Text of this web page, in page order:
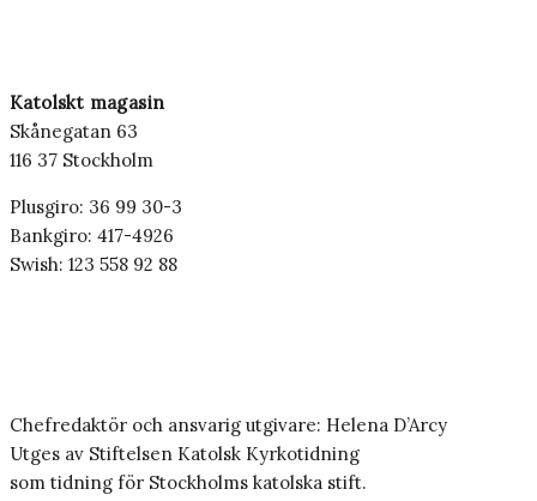
Katolskt magasin
Skånegatan 63
116 37 Stockholm
Plusgiro: 36 99 30-3
Bankgiro: 417-4926
Swish: 123 558 92 88
Chefredaktör och ansvarig utgivare: Helena D’Arcy
Utges av Stiftelsen Katolsk Kyrkotidning
som tidning för Stockholms katolska stift.